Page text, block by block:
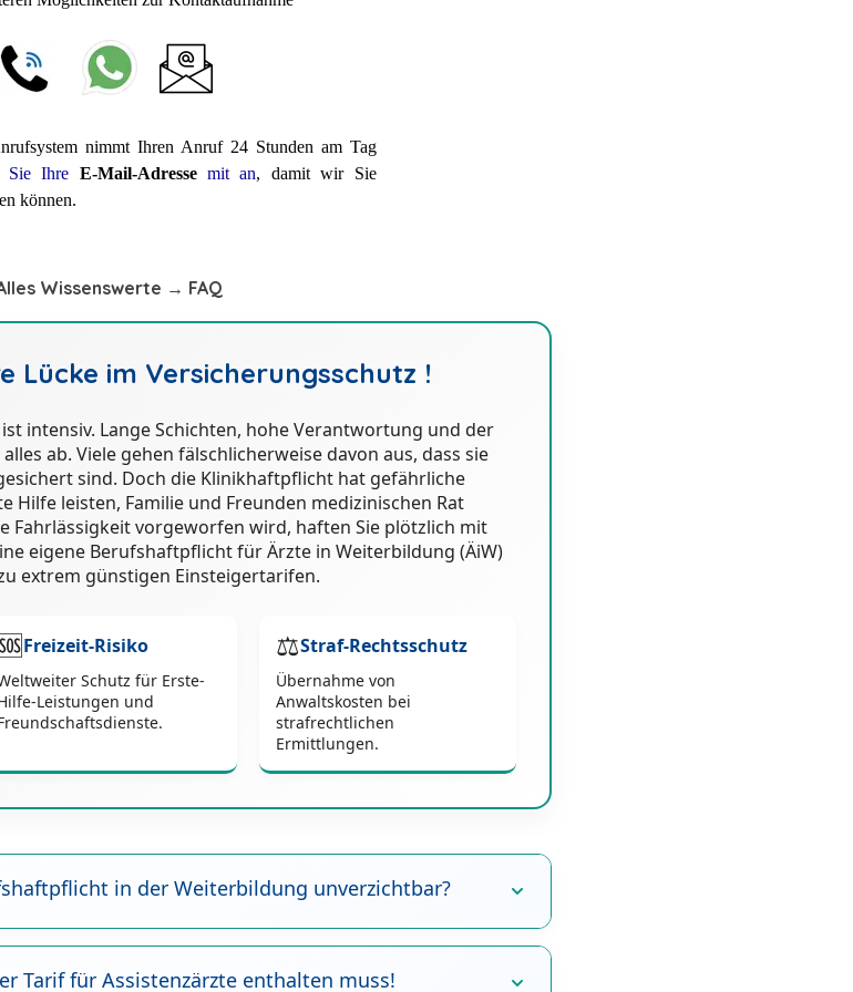
nimmt Ihren Anruf 24 Stunden am Tag
Sie Ihre E-Mail-Adresse mit an, damit wir Sie
können.
Wissenswerte → FAQ
Lücke im Versicherungsschutz !
intensiv. Lange Schichten, hohe Verantwortung und der
ab. Viele gehen fälschlicherweise davon aus, dass sie
sind. Doch die Klinikhaftpflicht hat gefährliche
Hilfe leisten, Familie und Freunden medizinischen Rat
Fahrlässigkeit vorgeworfen wird, haften Sie plötzlich mit
eigene Berufshaftpflicht für Ärzte in Weiterbildung (ÄiW)
extrem günstigen Einsteigertarifen.
Freizeit-Risiko
Schutz für Erste-
Leistungen und
⚖️Straf-Rechtsschutz
Übernahme von
Anwaltskosten bei
strafrechtlichen
Ermittlungen.
in der Weiterbildung unverzichtbar?
Tarif für Assistenzärzte enthalten muss!